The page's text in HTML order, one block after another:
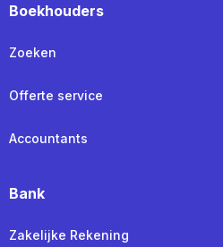
Boekhouders
Zoeken
Offerte service
Accountants
Bank
Zakelijke Rekening